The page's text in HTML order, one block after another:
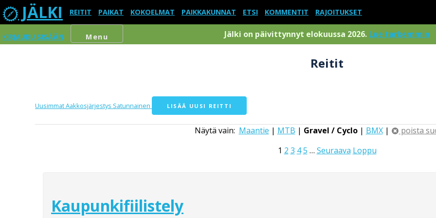
JÄLKI REITIT PAIKAT KOKOELMAT PAIKKAKUNNAT ETSI KOMMENTIT RAJOITUKSET
KIRJAUDU SISÄÄN Menu Jälki on päivittynnyt elokuussa 2026. Lue tarkemmin
Reitit
UusimmatAakkosjärjestys Satunnainen LISÄÄ UUSI REITTI
Näytä vain: Maantie | MTB | Gravel / Cyclo | BMX|
poista
1 2 3 4 5 … Seuraava Loppu
Kaupunkifiilistely